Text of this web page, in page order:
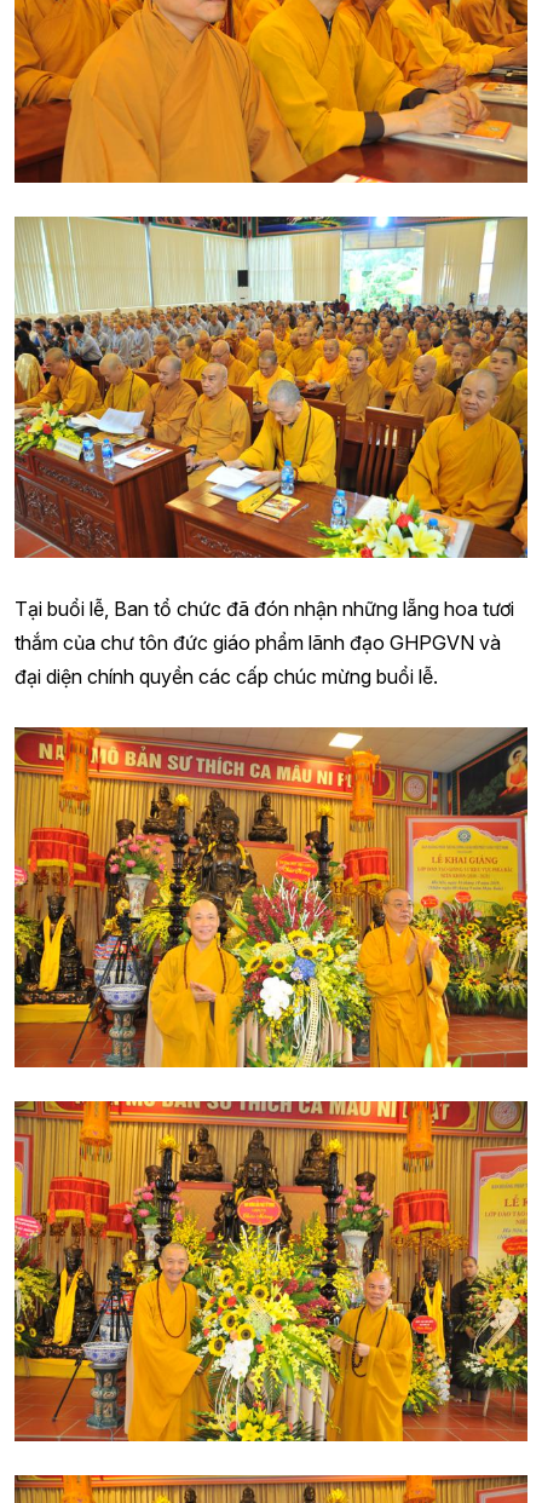
Tại buổi lễ, Ban tổ chức đã đón nhận những lẵng hoa tươi
thắm của chư tôn đức giáo phẩm lãnh đạo GHPGVN và
đại diện chính quyền các cấp chúc mừng buổi lễ.